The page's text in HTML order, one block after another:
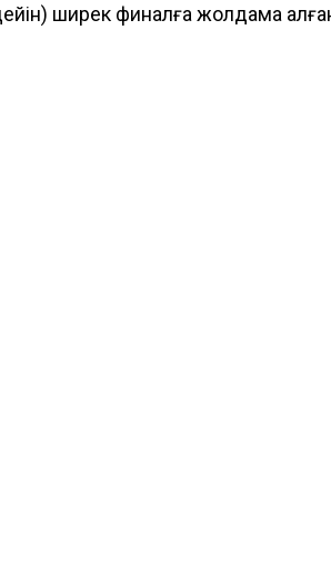
ширек финалға жолдама